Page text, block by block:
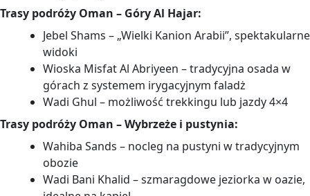
Trasy podróży Oman – Góry Al Hajar:
Jebel Shams – „Wielki Kanion Arabii”, spektakularne
widoki
Wioska Misfat Al Abriyeen – tradycyjna osada w
górach z systemem irygacyjnym faladż
Wadi Ghul – możliwość trekkingu lub jazdy 4×4
Trasy podróży Oman – Wybrzeże i pustynia:
Wahiba Sands – nocleg na pustyni w tradycyjnym
obozie
Wadi Bani Khalid – szmaragdowe jeziorka w oazie,